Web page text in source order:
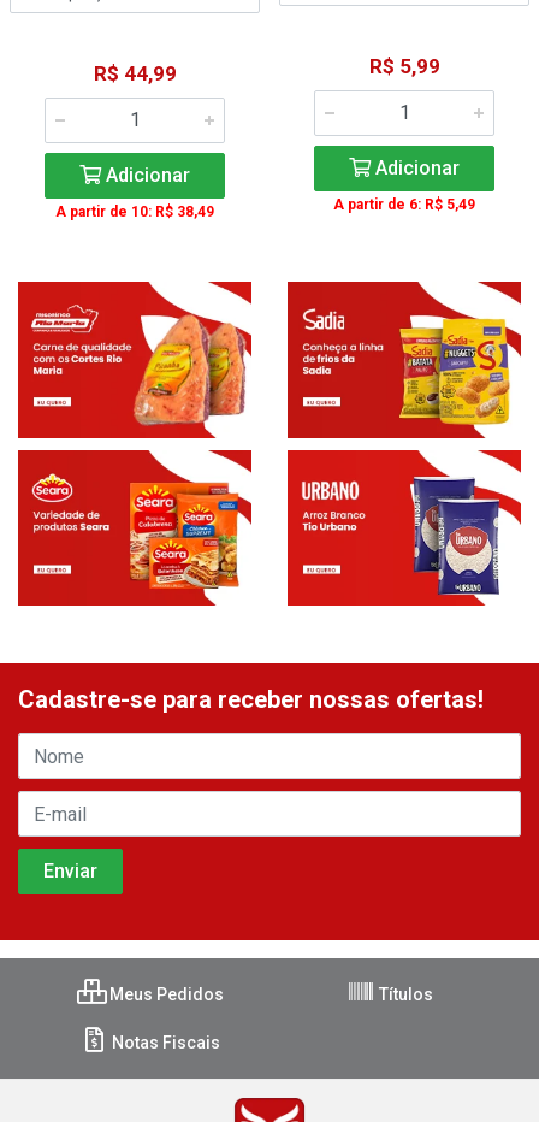
R$ 44,99
Adicionar
A partir de 10: R$ 38,49
R$ 5,99
Adicionar
A partir de 6: R$ 5,49
Cadastre-se para receber nossas ofertas!
Meus Pedidos Títulos
Notas Fiscais